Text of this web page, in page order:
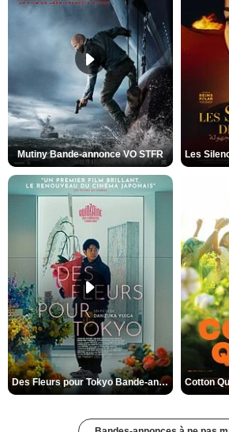
Mutiny Bande-annonce VO STFR
Des Fleurs pour Tokyo Bande-annonce VO STFR